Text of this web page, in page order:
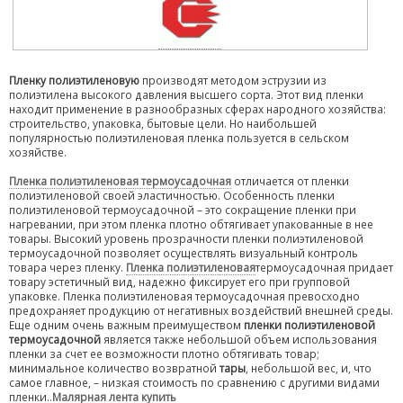
Пленку полиэтиленовую производят методом эструзии из
полиэтилена высокого давления высшего сорта. Этот вид пленки
находит применение в разнообразных сферах народного хозяйства:
строительство, упаковка, бытовые цели. Но наибольшей
популярностью полиэтиленовая пленка пользуется в сельском
хозяйстве.
Пленка полиэтиленовая термоусадочная отличается от пленки
полиэтиленовой своей эластичностью. Особенность пленки
полиэтиленовой термоусадочной – это сокращение пленки при
нагревании, при этом пленка плотно обтягивает упакованные в нее
товары. Высокий уровень прозрачности пленки полиэтиленовой
термоусадочной позволяет осуществлять визуальный контроль
товара через пленку. Пленка полиэтиленоваятермоусадочная придает
товару эстетичный вид, надежно фиксирует его при групповой
упаковке. Пленка полиэтиленовая термоусадочная превосходно
предохраняет продукцию от негативных воздействий внешней среды.
Еще одним очень важным преимуществом пленки полиэтиленовой
термоусадочной является также небольшой объем использования
пленки за счет ее возможности плотно обтягивать товар;
минимальное количество возвратной тары , небольшой вес, и, что
самое главное, – низкая стоимость по сравнению с другими видами
пленки..Малярная лента купить